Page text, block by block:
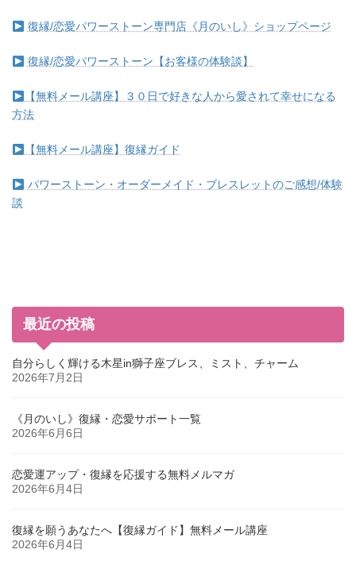
復縁/恋愛パワーストーン専門店《月のいし》ショップページ
復縁/恋愛パワーストーン【お客様の体験談】
【無料メール講座】３０日で好きな人から愛されて幸せになる
方法
【無料メール講座】復縁ガイド
パワーストーン・オーダーメイド・ブレスレットのご感想/体験
談
最近の投稿
自分らしく輝ける木星in獅子座ブレス、ミスト、チャーム
2026年7月2日
《月のいし》復縁・恋愛サポート一覧
2026年6月6日
恋愛運アップ・復縁を応援する無料メルマガ
2026年6月4日
復縁を願うあなたへ【復縁ガイド】無料メール講座
2026年6月4日